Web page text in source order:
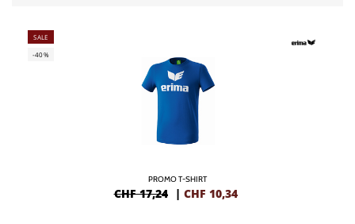
SALE
-40%
PROMO T-SHIRT
CHF 17,24 | CHF 10,34